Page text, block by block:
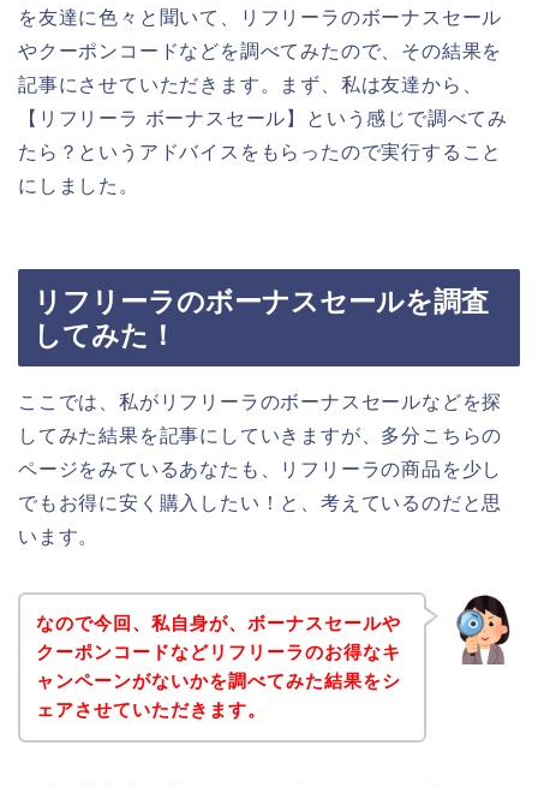
を友達に色々と聞いて、リフリーラのボーナスセール
やクーポンコードなどを調べてみたので、その結果を
記事にさせていただきます。まず、私は友達から、
【リフリーラ ボーナスセール】という感じで調べてみ
たら？というアドバイスをもらったので実行すること
にしました。
リフリーラのボーナスセールを調査
してみた！
ここでは、私がリフリーラのボーナスセールなどを探
してみた結果を記事にしていきますが、多分こちらの
ページをみているあなたも、リフリーラの商品を少し
でもお得に安く購入したい！と、考えているのだと思
います。
なので今回、私自身が、ボーナスセールや
クーポンコードなどリフリーラのお得なキ
ャンペーンがないかを調べてみた結果をシ
ェアさせていただきます。